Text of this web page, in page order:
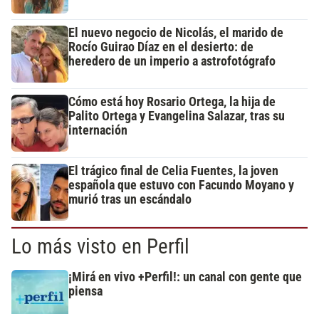
El nuevo negocio de Nicolás, el marido de
Rocío Guirao Díaz en el desierto: de
heredero de un imperio a astrofotógrafo
Cómo está hoy Rosario Ortega, la hija de
Palito Ortega y Evangelina Salazar, tras su
internación
El trágico final de Celia Fuentes, la joven
española que estuvo con Facundo Moyano y
murió tras un escándalo
Lo más visto en Perfil
¡Mirá en vivo +Perfil!: un canal con gente que
piensa